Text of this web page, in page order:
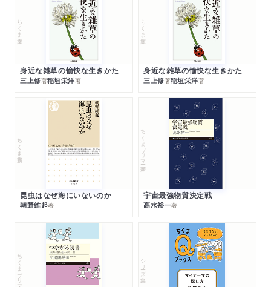
ちくま文庫
身近な雑草の愉快な生きかた
三上修著稲垣栄洋著
ちくま文庫
身近な雑草の愉快な生きかた
三上修著稲垣栄洋著
ちくま新書
昆虫はなぜ海にいないのか
朝野維起著
ちくまプリマー新書
宇宙最強物質決定戦
高水裕一著
ちくまプリマー新書 シリーズ・全集